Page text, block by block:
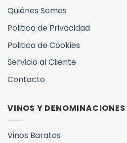
Quiénes Somos
Politica de Privacidad
Politica de Cookies
Servicio al Cliente
Contacto
VINOS Y DENOMINACIONES
Vinos Baratos